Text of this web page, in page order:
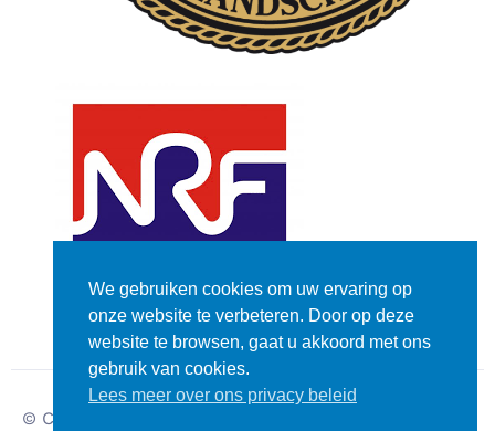
© Copyright – Dutch
We gebruiken cookies om uw ervaring op
onze website te verbeteren. Door op deze
website te browsen, gaat u akkoord met ons
gebruik van cookies.
Lees meer over ons privacy beleid